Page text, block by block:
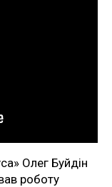
Олег Буйдін
роботу